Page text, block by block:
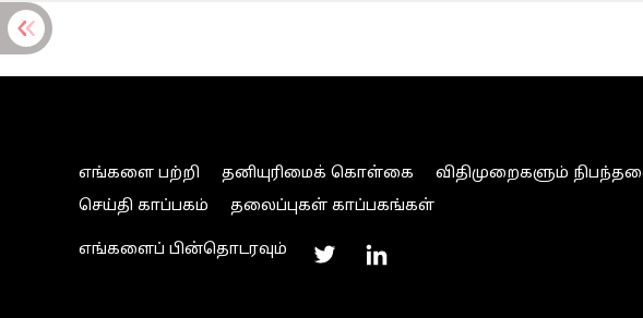
எங்களை பற்றி தனியுரிமைக் கொள்கை விதிமுறைகளும்
செய்தி காப்பகம்
தலைப்புகள் காப்பகங்கள்
எங்களைப் பின்தொடரவும்